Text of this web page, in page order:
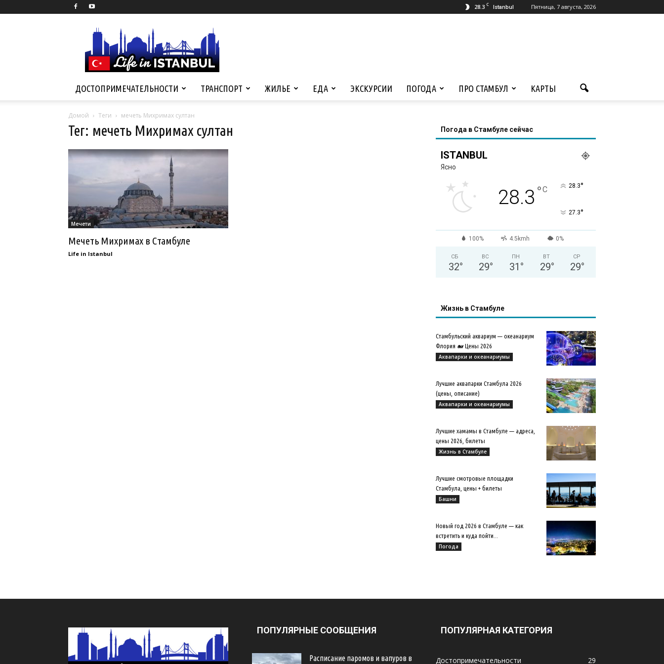
28.3 C Istanbul Пятница, 7 августа, 2026
Life
Istanbul
ДОСТОПРИМЕЧАТЕЛЬНОСТИ ТРАНСПОРТ ЖИЛЬЕ ЕДА ЭКСКУРСИИ ПОГОДА ПРО СТАМБУЛ КАРТЫ
Домой Теги мечеть Михримах султан
Тег: мечеть Михримах султан
Мечети
Мечеть Михримах в Стамбуле
Life in Istanbul
Погода в Стамбуле сейчас
ISTANBUL
Ясно
28.3 °C 28.3°
27.3°
100% 4.5kmh 0%
СБ
32°
ВС
29°
ПН
31 °
ВТ
29°
СР
29°
Жизнь в Стамбуле
Стамбульский аквариум — океанариум
Флория 🐋 Цены 2026
Аквапарки и океанариумы
Лучшие аквапарки Стамбула 2026
(цены, описание)
Аквапарки и океанариумы
Лучшие хамамы в Стамбуле — адреса,
цены 2026, билеты
Жизнь в Стамбуле
Лучшие смотровые площадки
Стамбула, цены + билеты
Башни
Новый год 2026 в Стамбуле — как
встретить и куда пойти...
Погода
ПОПУЛЯРНЫЕ СООБЩЕНИЯ
Расписание паромов и вапуров в
ПОПУЛЯРНАЯ КАТЕГОРИЯ
Достопримечательности 29